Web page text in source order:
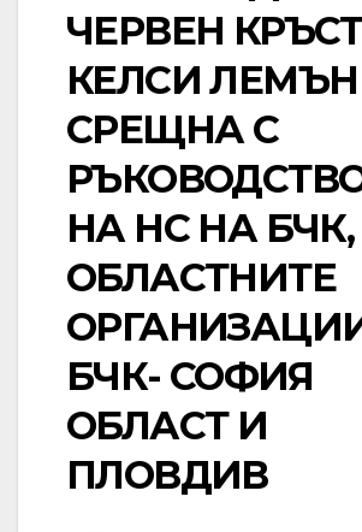
ЧЕРВЕН КРЪСТ
КЕЛСИ ЛЕМЪН
СРЕЩНА С
НА НС НА БЧК,
ОБЛАСТНИТЕ
БЧК- СОФИЯ
ОБЛАСТ И
ПЛОВДИВ